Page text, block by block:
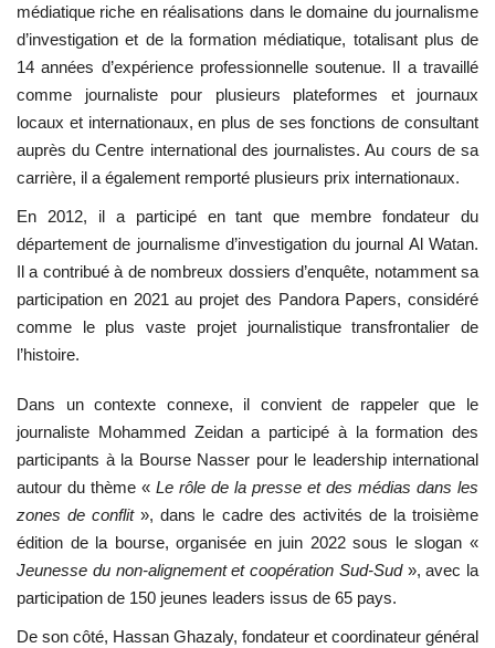
Actualités
Équipe de travail
Les pionniers
Le citoyen mondial
Documents
L'exposition
Références
Gallery
Nos Partenaires
opportunités
Language
médiatique riche en réalisations dans le domaine du journalisme
d’investigation et de la formation médiatique, totalisant plus de
14 années d’expérience professionnelle soutenue. Il a travaillé
comme journaliste pour plusieurs plateformes et journaux
locaux et internationaux, en plus de ses fonctions de consultant
auprès duCentre international des journalistes. Au cours de sa
carrière, il a également remporté plusieurs prix internationaux.
En 2012, il a participé en tant que membre fondateur du
département de journalisme d’investigation du journal Al Watan.
Il a contribué à de nombreux dossiers d’enquête, notamment sa
participation en 2021 au projet des Pandora Papers, considéré
comme le plus vaste projet journalistique transfrontalier de
l’histoire.
Dans un contexte connexe, il convient de rappeler que le
journaliste Mohammed Zeidan a participé à la formation des
participants à la Bourse Nasser pour le leadership international
autour du thème « Le rôle de la presse et des médias dans les
zones de conflit», dans le cadre des activités de la troisième
édition de la bourse, organisée en juin 2022 sous le slogan «
Jeunesse du non-alignement et coopération Sud-Sud», avec la
participation de 150 jeunes leaders issus de 65 pays.
De son côté, Hassan Ghazaly, fondateur et coordinateur général